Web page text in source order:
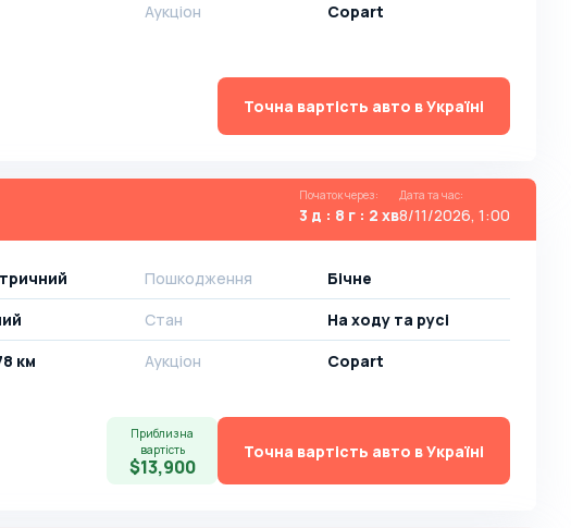
Аукціон
Copart
Точна вартість авто в Україні
Початок через:
3 д : 8 г : 2 хв
Дата та час:
8/11/2026, 1:00
км
Пошкодження
Бічне
Стан
На ​​ходу та русі
Аукціон
Copart
Приблизна
вартість
$13,900
Точна вартість авто в Україні